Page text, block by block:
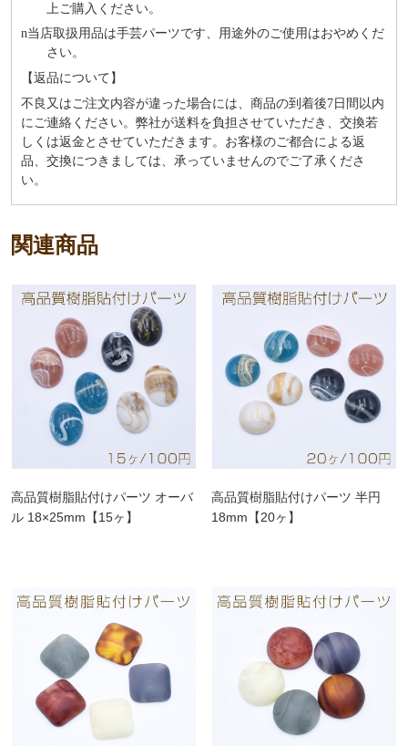
上ご購入ください。
n当店取扱用品は⼿芸パーツです、⽤途外のご使⽤はおやめくだ
さい。
【返品について】
不良又はご注文内容が違った場合には、商品の到着後7日間以内
にご連絡ください。弊社が送料を負担させていただき、交換若
しくは返金とさせていただきます。お客様のご都合による返
品、交換につきましては、承っていませんのでご了承くださ
い。
関連商品
高品質樹脂貼付けパーツ オーバ
ル 18×25mm【15ヶ】
高品質樹脂貼付けパーツ 半円
18mm【20ヶ】